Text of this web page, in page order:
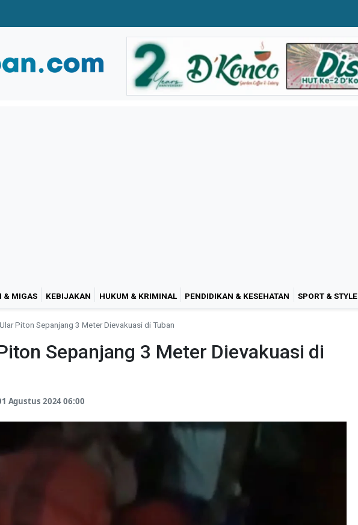
& MIGAS KEBIJAKAN HUKUM & KRIMINAL PENDIDIKAN & KESEHATAN SPORT & STYLE
Piton Sepanjang 3 Meter Dievakuasi di Tuban
Sepanjang 3 Meter Dievakuasi di
Agustus 2024 06:00